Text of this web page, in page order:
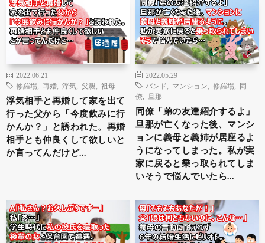
2022.06.21
修羅場
再婚 浮気 父親 祖母
浮気相手と再婚して家を出て
行った父から「今度飲みに行
かんか？」と誘われた。再婚
相手とも仲良くして欲しいと
か言ってんだけど…
2022.05.29
バンド
マンション 修羅場
同
僚
旦那
同僚「弟の友達紹介するよ」
旦那が亡くなった後、マンシ
ョンに義母と義姉が居座るよ
うになってしまった。私が実
家に戻ると乗っ取られてしま
いそうで悩んでいたら…